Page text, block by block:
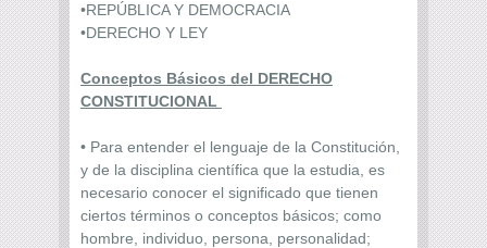
•REPÚBLICA Y DEMOCRACIA
•DERECHO Y LEY
Conceptos Básicos del DERECHO
CONSTITUCIONAL
• Para entender el lenguaje de la Constitución,
y de la disciplina científica que la estudia, es
necesario conocer el significado que tienen
ciertos términos o conceptos básicos; como
hombre, individuo, persona, personalidad;